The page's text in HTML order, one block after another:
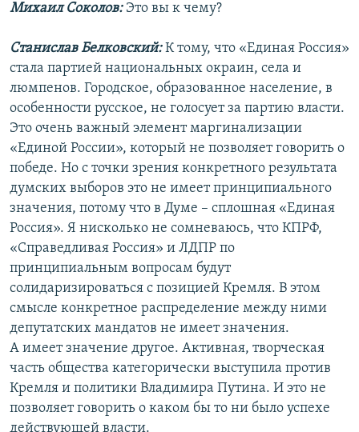
Михаил Соколов:Это вы к чему?
Станислав Белковский:К тому, что «Единая Россия»
стала партией национальных окраин, села и
люмпенов. Городское, образованное население, в
особенности русское, не голосует за партию власти.
Это очень важный элемент маргинализации
«Единой России», который не позволяет говорить о
победе. Но с точки зрения конкретного результата
думских выборов это не имеет принципиального
значения, потому что в Думе – сплошная «Единая
Россия». Я нисколько не сомневаюсь, что КПРФ,
«Справедливая Россия» и ЛДПР по
принципиальным вопросам будут
солидаризироваться с позицией Кремля. В этом
смысле конкретное распределение между ними
депутатских мандатов не имеет значения.
А имеет значение другое. Активная, творческая
часть общества категорически выступила против
Кремля и политики Владимира Путина. И это не
позволяет говорить о каком бы то ни было успехе
действующей власти.